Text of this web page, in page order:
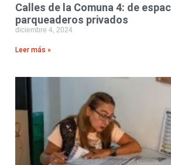
Calles de la Comuna 4: de
parqueaderos privados
diciembre 4, 2024
Leer más »